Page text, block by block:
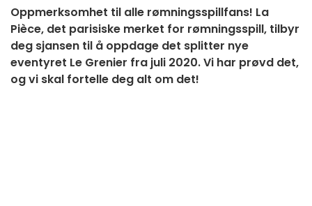
Oppmerksomhet til alle rømningsspillfans! La
Pièce, det parisiske merket for rømningsspill, tilbyr
deg sjansen til å oppdage det splitter nye
eventyret Le Grenier fra juli 2020. Vi har prøvd det,
og vi skal fortelle deg alt om det!